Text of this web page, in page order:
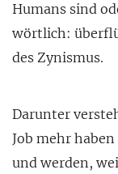
Humans sind
wörtlich:
des Zynismus.
Darunter
Job mehr
und werden,